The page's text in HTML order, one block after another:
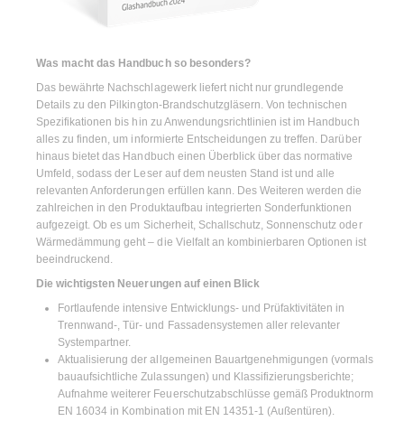
Was macht das Handbuch so besonders?
Das bewährte Nachschlagewerk liefert nicht nur grundlegende
Details zu den Pilkington-Brandschutzgläsern. Von technischen
Spezifikationen bis hin zu Anwendungsrichtlinien ist im Handbuch
alles zu finden, um informierte Entscheidungen zu treffen. Darüber
hinaus bietet das Handbuch einen Überblick über das normative
Umfeld, sodass der Leser auf dem neusten Stand ist und alle
relevanten Anforderungen erfüllen kann. Des Weiteren werden die
zahlreichen in den Produktaufbau integrierten Sonderfunktionen
aufgezeigt. Ob es um Sicherheit, Schallschutz, Sonnenschutz oder
Wärmedämmung geht – die Vielfalt an kombinierbaren Optionen ist
beeindruckend.
Die wichtigsten Neuerungen auf einen Blick
Fortlaufende intensive Entwicklungs- und Prüfaktivitäten in
Trennwand-, Tür- und Fassadensystemen aller relevanter
Systempartner.
Aktualisierung der allgemeinen Bauartgenehmigungen (vormals
bauaufsichtliche Zulassungen) und Klassifizierungsberichte;
Aufnahme weiterer Feuerschutzabschlüsse gemäß Produktnorm
EN 16034 in Kombination mit EN 14351-1 (Außentüren).